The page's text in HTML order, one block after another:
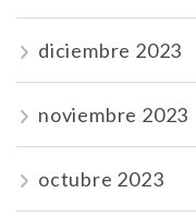
diciembre 2023
noviembre 2023
octubre 2023